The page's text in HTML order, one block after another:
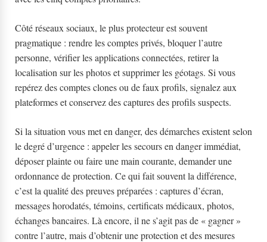
Côté réseaux sociaux, le plus protecteur est souvent
pragmatique : rendre les comptes privés, bloquer l’autre
personne, vérifier les applications connectées, retirer la
localisation sur les photos et supprimer les géotags. Si vous
repérez des comptes clones ou de faux profils, signalez aux
plateformes et conservez des captures des profils suspects.
Si la situation vous met en danger, des démarches existent selon
le degré d’urgence : appeler les secours en danger immédiat,
déposer plainte ou faire une main courante, demander une
ordonnance de protection. Ce qui fait souvent la différence,
c’est la qualité des preuves préparées : captures d’écran,
messages horodatés, témoins, certificats médicaux, photos,
échanges bancaires. Là encore, il ne s’agit pas de « gagner »
contre l’autre, mais d’obtenir une protection et des mesures